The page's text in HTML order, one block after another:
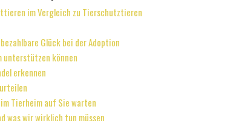
im Vergleich zu Tierschutztieren
Glück bei der Adoption
unterstützen können
erkennen
Tierheim auf Sie warten
was wir wirklich tun müssen